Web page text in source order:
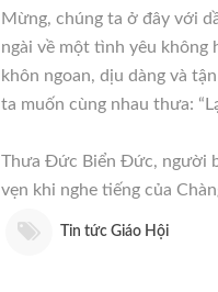
Mừng, chúng ta ở đây với
ngài về một tình yêu không
khôn ngoan, dịu dàng và
ta muốn cùng nhau thưa:
Thưa Đức Biển Đức, người
vẹn khi nghe tiếng của
Tin tức Giáo Hội